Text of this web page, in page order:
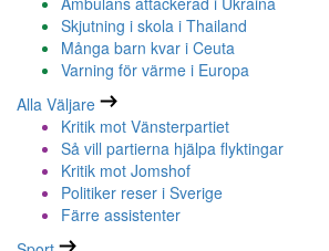
Skjutning i skola i Thailand
Många barn kvar i Ceuta
Varning för värme i Europa
Alla Väljare
Kritik mot Vänsterpartiet
Så vill partierna hjälpa flyktingar
Kritik mot Jomshof
Politiker reser i Sverige
Färre assistenter